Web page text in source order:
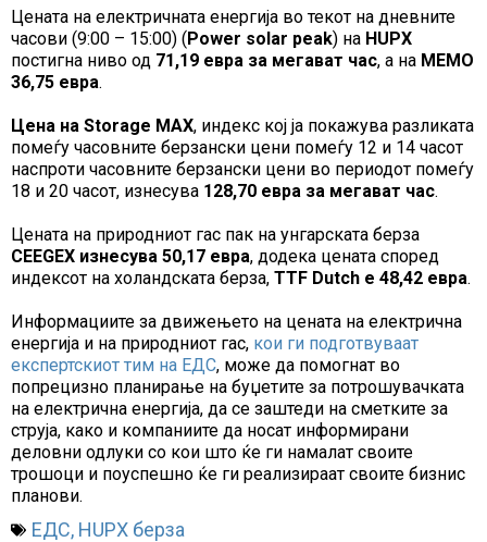
Цената на електричната енергија во текот на дневните
часови (9:00 – 15:00) (Power solar peak) на HUPX
постигна ниво од 71,19 евра за мегават час, а на MEMO
36,75 евра.
Цена на Storage MAX, индекс кој ја покажува разликата
помеѓу часовните берзански цени помеѓу 12 и 14 часот
наспроти часовните берзански цени во периодот помеѓу
18 и 20 часот, изнесува 128,70 евра за мегават час.
Цената на природниот гас пак на унгарската берза
CEEGEX изнесува 50,17 евра, додека цената според
индексот на холандската берза, TTF Dutch е 48,42 евра.
Информациите за движењето на цената на електрична
енергија и на природниот гас, кои ги подготвуваат
експертскиот тим на ЕДС, може да помогнат во
попрецизно планирање на буџетите за потрошувачката
на електрична енергија, да се заштеди на сметките за
струја, како и компаниите да носат информирани
деловни одлуки со кои што ќе ги намалат своите
трошоци и поуспешно ќе ги реализираат своите бизнис
планови.
ЕДС, HUPX берза